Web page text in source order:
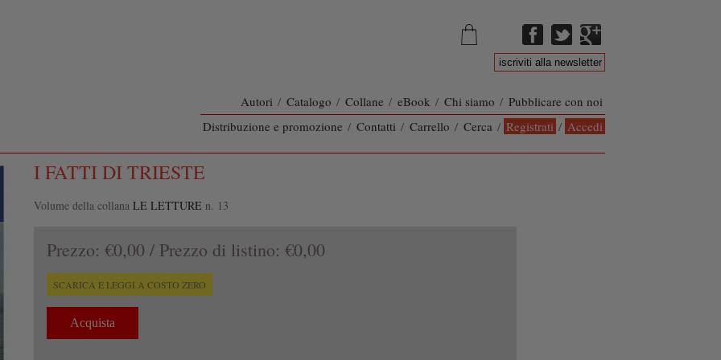
Autori / Catalogo / Collane / eBook / Chi siamo / Pubblicare con noi
Distribuzione e promozione / Contatti / Carrello / Cerca / Registrati / Accedi
I FATTI DI TRIESTE
Volume della collana LE LETTURE n. 13
Prezzo: €0,00 / Prezzo di listino: €0,00
SCARICA E LEGGI A COSTO ZERO